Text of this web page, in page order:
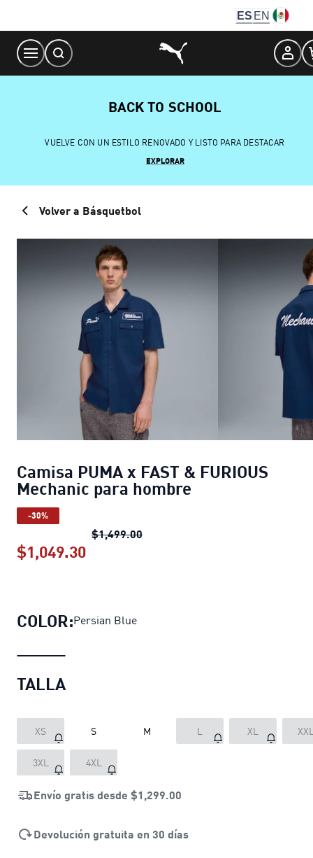
Content
ES EN
BACK TO SCHOOL
VUELVE CON UN ESTILO RENOVADO Y LISTO PARA DESTACAR
EXPLORAR
Volver a Básquetbol
Camisa PUMA x FAST & FURIOUS
Mechanic para hombre
-30%
$1,499.00Camisa PUMA x FAST &
$1,049.30
COLOR:Persian Blue
TALLA
XS S M L XL
3XL 4XL
Envío gratis desde $1,299.00
Devolución gratuita en 30 días